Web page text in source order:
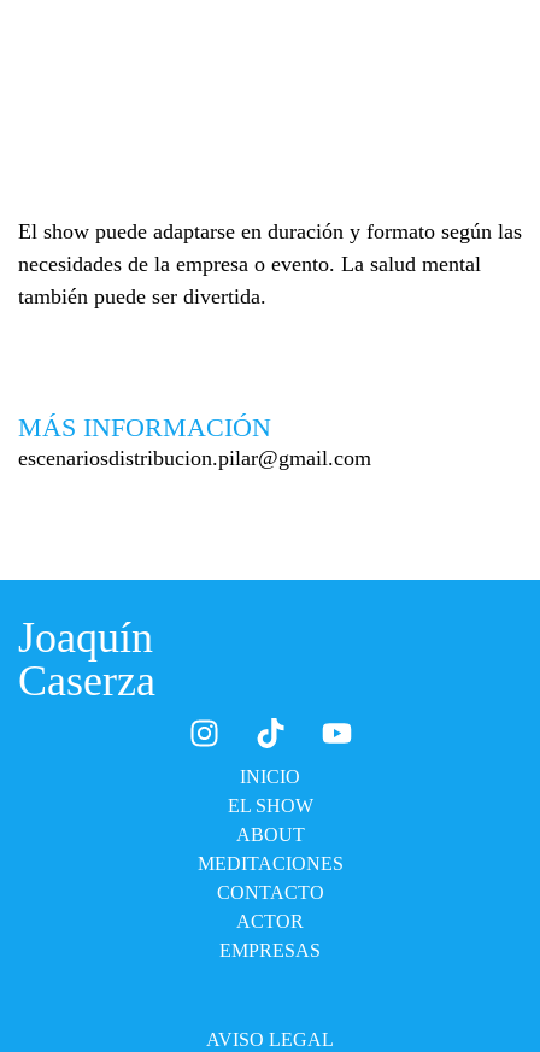
El show puede adaptarse en duración y formato según las
necesidades de la empresa o evento. La salud mental
también puede ser divertida.
MÁS INFORMACIÓN
escenariosdistribucion.pilar@gmail.com
Joaquín
Caserza
INICIO
EL SHOW
ABOUT
MEDITACIONES
CONTACTO
ACTOR
EMPRESAS
AVISO LEGAL